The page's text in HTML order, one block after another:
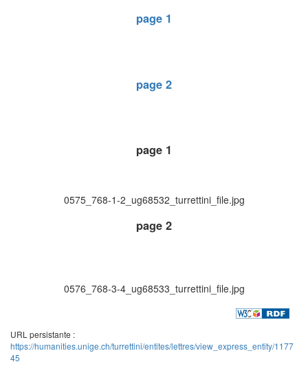
page 1
page 2
page 1
0575_768-1-2_ug68532_turrettini_file.jpg
page 2
0576_768-3-4_ug68533_turrettini_file.jpg
URL persistante :
https://humanities.unige.ch/turrettini/entites/lettres/view_express_entity/1177
45